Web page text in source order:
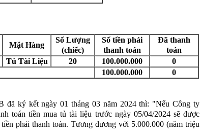
Mặt Hàng
Số Lượng
(chiếc)
Số tiền phải
thanh toán
Đã thanh
toán
Tủ Tài Liệu 20 100.000.000
0
100.000.000 0
đã ký kết ngày 01 tháng 03 năm 2024 thì: "Nếu Công ty
toán tiền mua tủ tài liệu trước ngày 05/04/2024 sẽ được
phải thanh toán. Tương đương với 5.000.000 (năm triệu